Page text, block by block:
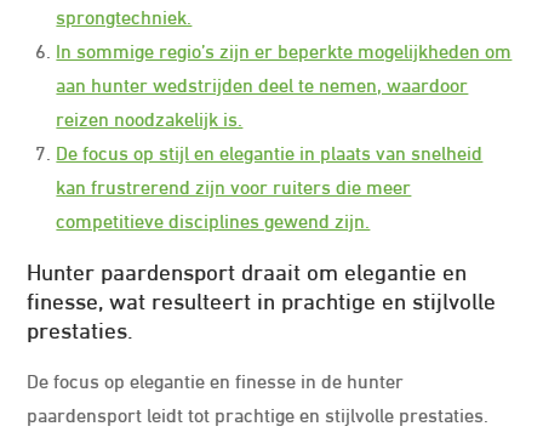
sprongtechniek.
In sommige regio’s zijn er beperkte mogelijkheden om
aan hunter wedstrijden deel te nemen, waardoor
reizen noodzakelijk is.
De focus op stijl en elegantie in plaats van snelheid
kan frustrerend zijn voor ruiters die meer
competitieve disciplines gewend zijn.
Hunter paardensport draait om elegantie en
finesse, wat resulteert in prachtige en stijlvolle
prestaties.
De focus op elegantie en finesse in de hunter
paardensport leidt tot prachtige en stijlvolle prestaties.